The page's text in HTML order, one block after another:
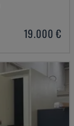
19.000 €